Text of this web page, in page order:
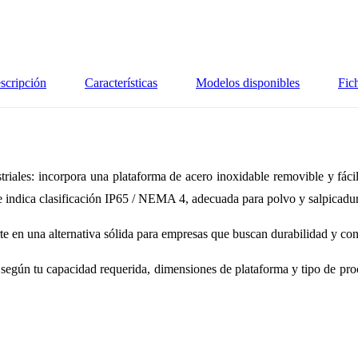
Características Modelos disponibles
incorpora una plataforma de acero inoxidable removible y
indica clasificación IP65 / NEMA 4, adecuada para polvo y
en una alternativa sólida para empresas que buscan durabilidad y
tu capacidad requerida, dimensiones de plataforma y tipo de